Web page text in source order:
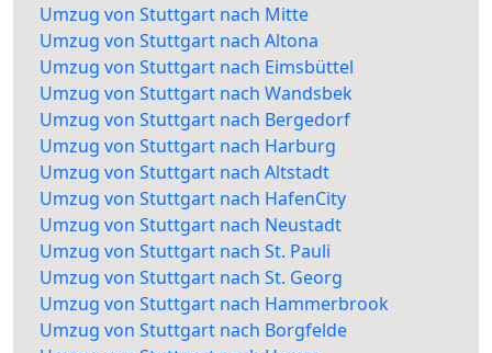
Umzug von Stuttgart nach Mitte
Umzug von Stuttgart nach Altona
Umzug von Stuttgart nach Eimsbüttel
Umzug von Stuttgart nach Wandsbek
Umzug von Stuttgart nach Bergedorf
Umzug von Stuttgart nach Harburg
Umzug von Stuttgart nach Altstadt
Umzug von Stuttgart nach HafenCity
Umzug von Stuttgart nach Neustadt
Umzug von Stuttgart nach St. Pauli
Umzug von Stuttgart nach St. Georg
Umzug von Stuttgart nach Hammerbrook
Umzug von Stuttgart nach Borgfelde